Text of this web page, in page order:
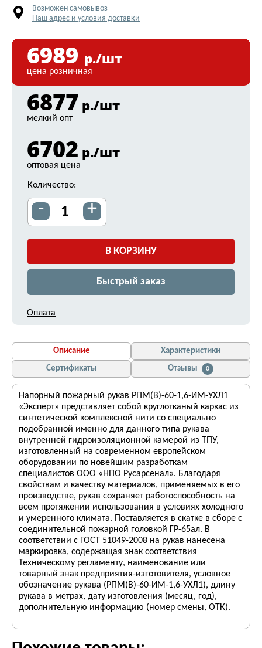
Возможен самовывоз
Наш адрес и условия доставки
6989 р./шт
цена розничная
6877 р./шт
мелкий опт
6702 р./шт
оптовая цена
Количество:
- +
В КОРЗИНУ
Быстрый заказ
Оплата
Описание
Характеристики
Сертификаты
Отзывы 0
Напорный пожарный рукав РПМ(В)-60-1,6-ИМ-УХЛ1
«Эксперт» представляет собой круглотканый каркас из
синтетической комплексной нити со специально
подобранной именно для данного типа рукава
внутренней гидроизоляционной камерой из ТПУ,
изготовленный на современном европейском
оборудовании по новейшим разработкам
специалистов ООО «НПО Русарсенал». Благодаря
свойствам и качеству материалов, применяемых в его
производстве, рукав сохраняет работоспособность на
всем протяжении использования в условиях холодного
и умеренного климата. Поставляется в скатке в сборе с
соединительной пожарной головкой ГР-65ал. В
соответствии с ГОСТ 51049-2008 на рукав нанесена
маркировка, содержащая знак соответствия
Техническому регламенту, наименование или
товарный знак предприятия-изготовителя, условное
обозначение рукава (РПМ(В)-60-ИМ-1,6-УХЛ1), длину
рукава в метрах, дату изготовления (месяц, год),
дополнительную информацию (номер смены, ОТК).